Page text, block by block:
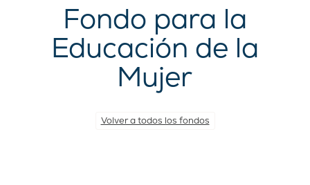
Fondo para la
Educación de la
Mujer
Volver a todos los fondos